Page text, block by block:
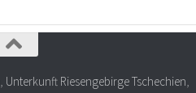
, Unterkunft Riesengebirge Tschechien,